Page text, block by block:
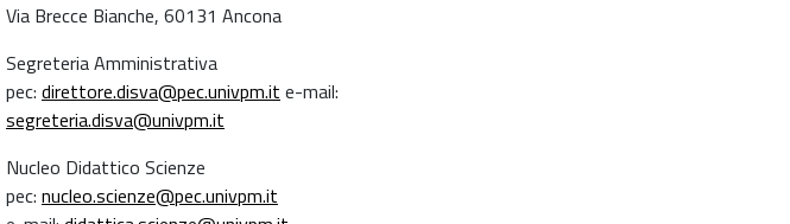
Via Brecce Bianche, 60131 Ancona
Segreteria Amministrativa
pec: direttore.disva@pec.univpm.it e-mail:
segreteria.disva@univpm.it
Nucleo Didattico Scienze
pec: nucleo.scienze@pec.univpm.it